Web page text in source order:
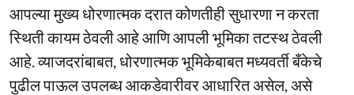
आपल्या मुख्य धोरणात्मक दरात कोणतीही सुधारणा न करता
स्थिती कायम ठेवली आहे आणि आपली भूमिका तटस्थ ठेवली
आहे. व्याजदरांबाबत, धोरणात्मक भूमिकेबाबत मध्यवर्ती बँकेचे
पुढील पाऊल उपलब्ध आकडेवारीवर आधारित असेल, असे